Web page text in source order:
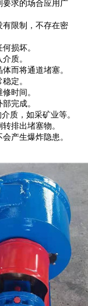
要求的场合应用广
有限制，不存在密
损坏。
质。
而将通道堵塞。
定。
时间。
完成。
质，如采矿业等。
排出堵塞物。
产生爆炸隐患。